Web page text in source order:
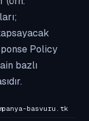
Policy
bazlı
basvuru.tk